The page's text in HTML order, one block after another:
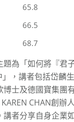
65.8
66.5
68.7
題為「如何將『君
，講者包括岱麟
博士及德國寶集團
CHAN創辦
講者分享自身企業